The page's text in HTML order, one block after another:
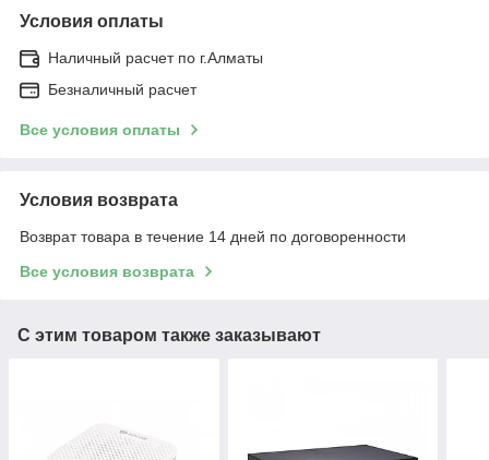
Условия оплаты
Наличный расчет по г.Алматы
Безналичный расчет
Все условия оплаты
Условия возврата
Возврат товара в течение 14 дней по договоренности
Все условия возврата
С этим товаром также заказывают